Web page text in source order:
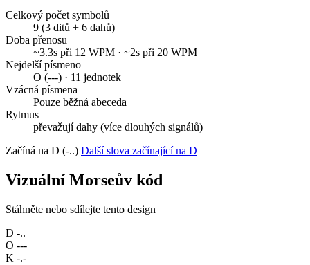
Celkový počet symbolů
9 (3 ditů + 6 dahů)
Doba přenosu
~3.3s při 12 WPM · ~2s při 20 WPM
Nejdelší písmeno
O (---) · 11 jednotek
Vzácná písmena
Pouze běžná abeceda
Rytmus
převažují dahy (více dlouhých signálů)
Začíná na D (-..) Další slova začínající na D
Vizuální Morseův kód
Stáhněte nebo sdílejte tento design
D -..
O ---
K -.-